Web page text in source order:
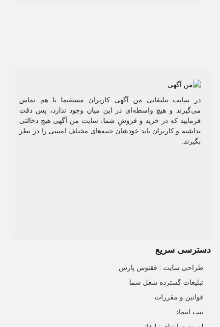
در سایت تبلیغاتی من آگهی کاربران مستقیما با هم تماس
می‌گیرند و هیچ واسطه‌ای در این میان وجود ندارد، پس دقت
فرمایید که در خرید و فروشِ شما، سایت من آگهی هیچ دخالتی
نداشته و کاربران باید خودشان جنبه‌های مختلف امنیتی را در نظر
بگیرند.
دسترسی سریع
طراحی سایت :‌ ققنوس پارس
تبلیغات گسترده شغل شما
قوانین و مقررات
ثبت اینماد